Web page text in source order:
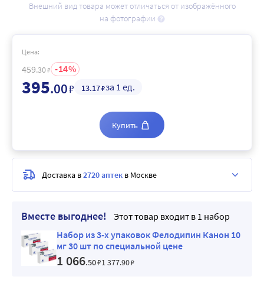
Внешний вид товара может отличаться от изображённого
на фотографии
Вместе выгоднее!
Этот товар входит в 1 набор
Набор из 3-х упаковок Фелодипин Канон 10
мг 30 шт по специальной цене
1 066.50₽1 377.90₽
Цена:
459.30₽ 14
395.00₽ 13.17₽за 1 ед.
Купить
Доставка в2720 аптек в Москве